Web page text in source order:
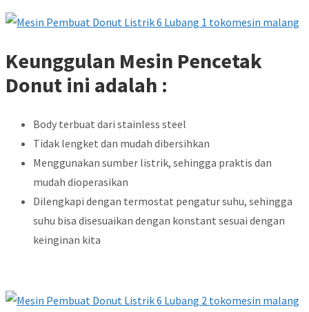
Keunggulan Mesin Pencetak
Donut ini adalah :
Body terbuat dari stainless steel
Tidak lengket dan mudah dibersihkan
Menggunakan sumber listrik, sehingga praktis dan
mudah dioperasikan
Dilengkapi dengan termostat pengatur suhu, sehingga
suhu bisa disesuaikan dengan konstant sesuai dengan
keinginan kita